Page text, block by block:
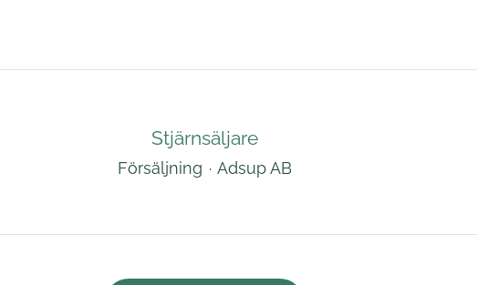
Stjärnsäljare
Försäljning · Adsup AB